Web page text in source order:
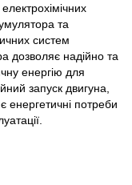
та
систем
дозволяє надійно та
енергію для
запуск двигуна,
енергетичні потреби